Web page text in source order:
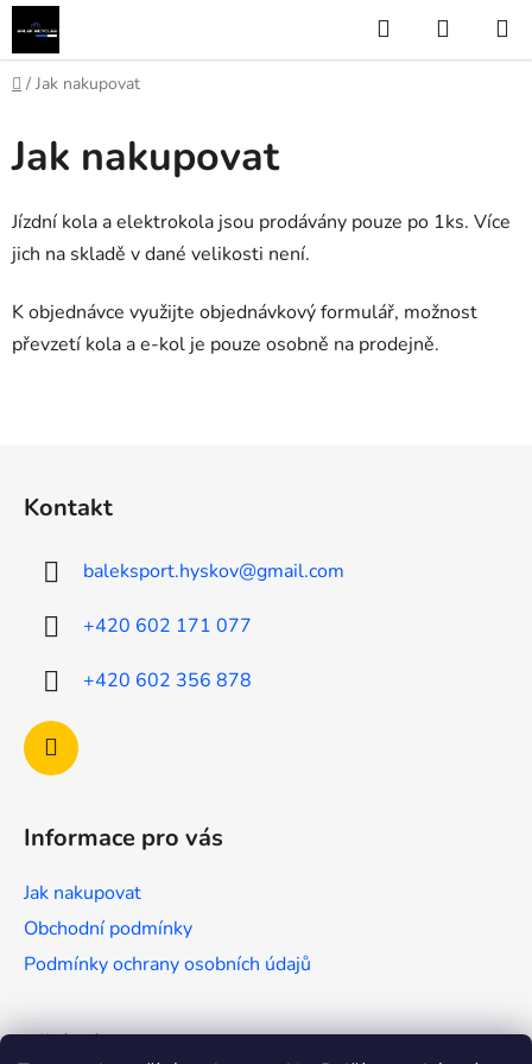
Přejít
na
obsah
Hledat
KOŠÍK
Domů
/ Jak nakupovat
Jak nakupovat
Jízdní kola a elektrokola jsou prodávány pouze po 1ks. Více
jich na skladě v dané velikosti není.
K objednávce využijte objednávkový formulář, možnost
převzetí kola a e-kol je pouze osobně na prodejně.
Kontakt
baleksport.hyskov@gmail.com
+420 602 171 077
+420 602 356 878
Informace pro vás
Jak nakupovat
Obchodní podmínky
Podmínky ochrany osobních údajů
Přijímáme online platby